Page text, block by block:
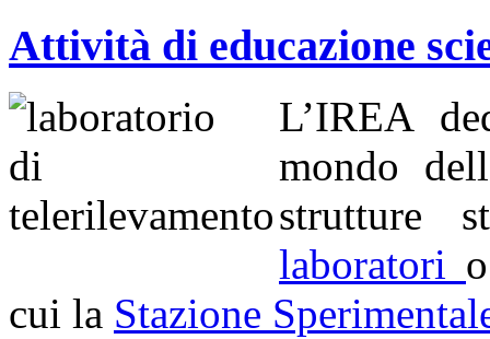
Attività di educazione
L’IREA
mondo
strutture
laboratori
cui la Stazione